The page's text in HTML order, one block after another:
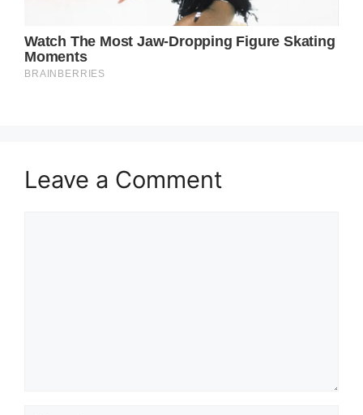
Leave a Comment